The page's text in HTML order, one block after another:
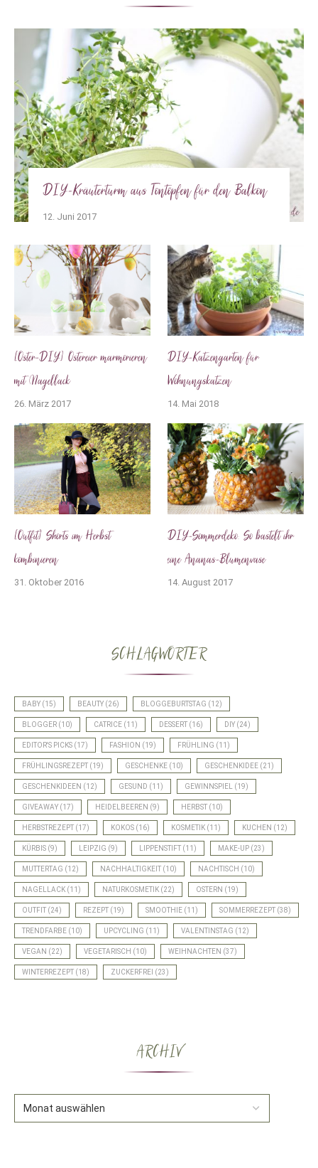
DIY-Kräuterturm aus Tontöpfen für den Balkon
12. Juni 2017
[Oster-DIY] Ostereier marmorieren
mit Nagellack
26. März 2017
DIY-Katzengarten für
Wohnungskatzen
14. Mai 2018
[Outfit] Shorts im Herbst
kombinieren
31. Oktober 2016
DIY-Sommerdeko: So bastelt ihr
eine Ananas-Blumenvase
14. August 2017
SCHLAGWÖRTER
BABY (15) BEAUTY (26) BLOGGEBURTSTAG (12)
BLOGGER (10) CATRICE (11) DESSERT (16) DIY (24)
EDITOR'S PICKS (17) FASHION (19) FRÜHLING (11)
FRÜHLINGSREZEPT (19) GESCHENKE (10) GESCHENKIDEE (21)
GESCHENKIDEEN (12) GESUND (11) GEWINNSPIEL (19)
GIVEAWAY (17) HEIDELBEEREN (9) HERBST (10)
HERBSTREZEPT (17) KOKOS (16) KOSMETIK (11) KUCHEN (12)
KÜRBIS (9) LEIPZIG (9) LIPPENSTIFT (11) MAKE-UP (23)
MUTTERTAG (12) NACHHALTIGKEIT (10) NACHTISCH (10)
NAGELLACK (11) NATURKOSMETIK (22) OSTERN (19)
OUTFIT (24) REZEPT (19) SMOOTHIE (11) SOMMERREZEPT (38)
TRENDFARBE (10) UPCYCLING (11) VALENTINSTAG (12)
VEGAN (22) VEGETARISCH (10) WEIHNACHTEN (37)
WINTERREZEPT (18) ZUCKERFREI (23)
ARCHIV